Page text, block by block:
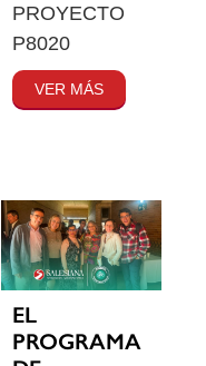
PROYECTO
P8020
VER MÁS
EL
PROGRAMA